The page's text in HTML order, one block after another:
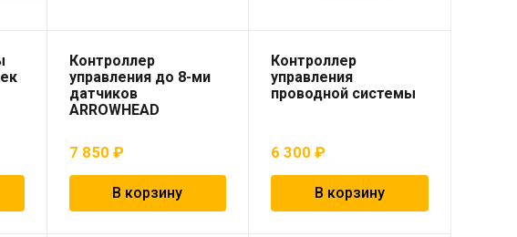
Контроллер
управления до 8-ми
датчиков
ARROWHEAD
7 850 ₽
В корзину
Контроллер
управления
проводной системы
6 300₽
В корзину